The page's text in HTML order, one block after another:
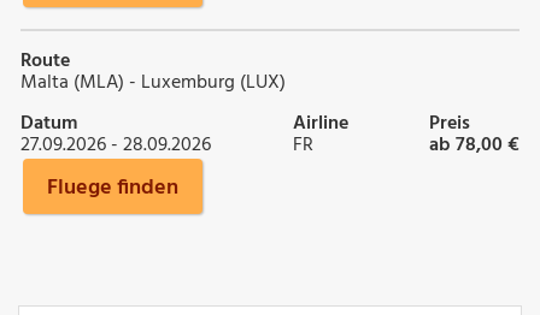
Route
Malta (MLA) - Luxemburg (LUX)
Datum
27.09.2026 - 28.09.2026
Airline
FR
Preis
ab 78,00 €
Fluege finden